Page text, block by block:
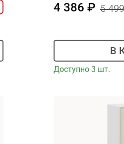
4 386 5 499
В
Доступно 3 шт.